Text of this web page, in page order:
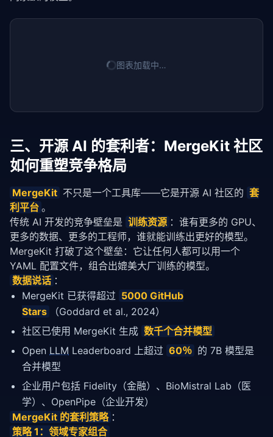
图表加载中…
三、开源 AI 的套利者：MergeKit 社区
如何重塑竞争格局
MergeKit 不只是一个工具库——它是开源 AI 社区的 套
利平台 。
传统 AI 开发的竞争壁垒是 训练资源 ：谁有更多的 GPU、
更多的数据、更多的工程师，谁就能训练出更好的模型。
MergeKit 打破了这个壁垒：它让任何人都可以用一个
YAML 配置文件，组合出媲美大厂训练的模型。
数据说话 ：
MergeKit 已获得超过 5000 GitHub
Stars
（Goddard et al., 2024）
社区已使用 MergeKit 生成 数千个合并模型
Open LLM Leaderboard 上超过 60％ 的 7B 模型是
合并模型
企业用户包括 Fidelity（金融）、BioMistral Lab（医
学）、OpenPipe（企业开发）
MergeKit 的套利 策略 ：
策略 1：领域专家组合